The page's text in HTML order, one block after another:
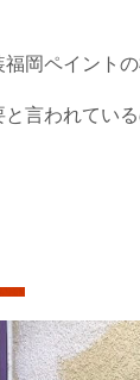
岡ペイントの
言われてい